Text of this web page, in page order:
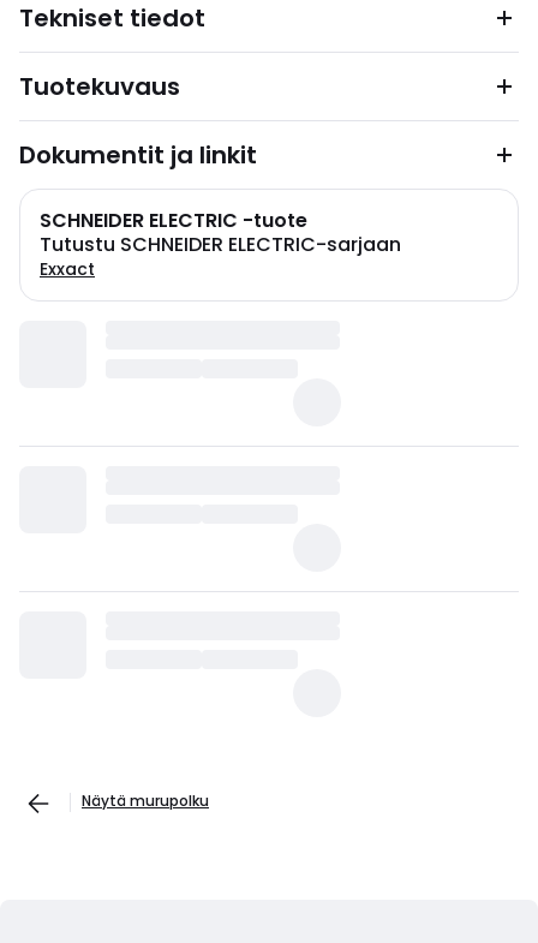
Tekniset tiedot
Tuotekuvaus
Dokumentit ja linkit
SCHNEIDER ELECTRIC -tuote
Tutustu SCHNEIDER ELECTRIC-sarjaan
Exxact
Näytä murupolku